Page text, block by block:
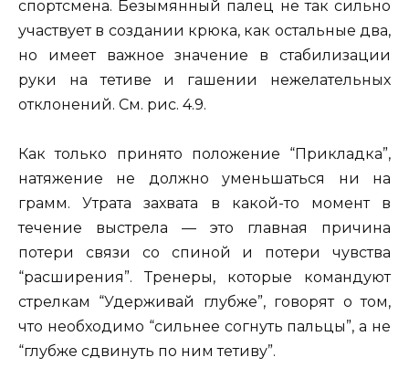
спортсмена. Безымянный палец не так сильно
участвует в создании крюка, как остальные два,
но имеет важное значение в стабилизации
руки на тетиве и гашении нежелательных
отклонений. См. рис. 4.9.
Как только принято положение “Прикладка”,
натяжение не должно уменьшаться ни на
грамм. Утрата захвата в какой-то момент в
течение выстрела — это главная причина
потери связи со спиной и потери чувства
“расширения”. Тренеры, которые командуют
стрелкам “Удерживай глубже”, говорят о том,
что необходимо “сильнее согнуть пальцы”, а не
“глубже сдвинуть по ним тетиву”.